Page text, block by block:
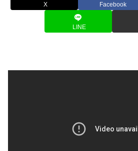
X Facebook
LINE